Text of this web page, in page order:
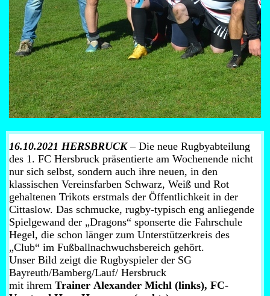
16.10.2021 HERSBRUCK– Die neue Rugbyabteilung
des 1. FC Hersbruck präsentierte am Wochenende nicht
nur sich selbst, sondern auch ihre neuen, in den
klassischen Vereinsfarben Schwarz, Weiß und Rot
gehaltenen Trikots erstmals der Öffentlichkeit in der
Cittaslow. Das schmucke, rugby-typisch eng anliegende
Spielgewand der „Dragons“ sponserte die Fahrschule
Hegel, die schon länger zum Unterstützerkreis des
„Club“ im Fußballnachwuchsbereich gehört.
Unser Bild zeigt die Rugbyspieler der SG
Bayreuth/Bamberg/Lauf/ Hersbruck
mit ihrem Trainer Alexander Michl (links), FC-